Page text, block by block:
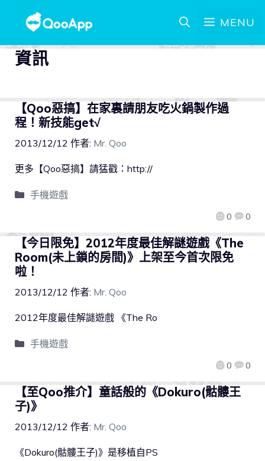
MENU
資訊
【Qoo惡搞】在家裏請朋友吃火鍋製作過
程！新技能get√
2013/12/12 作者: Mr. Qoo
0 0
更多【Qoo惡搞】請猛戳：http://
手機遊戲
【今日限免】2012年度最佳解謎遊戲《The
Room(未上鎖的房間)》上架至今首次限免
啦！
2013/12/12 作者: Mr. Qoo
0 0
2012年度最佳解謎遊戲 《The Ro
手機遊戲
【至Qoo推介】童話般的《Dokuro(骷髏王
子)》
2013/12/12 作者: Mr. Qoo
《Dokuro(骷髏王子)》是移植自PS